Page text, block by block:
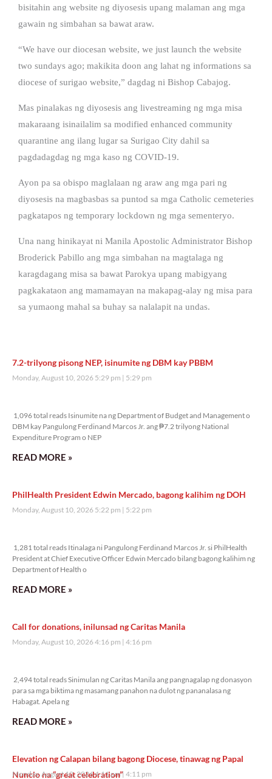
bisitahin ang website ng diyosesis upang malaman ang mga
gawain ng simbahan sa bawat araw.
“We have our diocesan website, we just launch the website
two sundays ago; makikita doon ang lahat ng informations sa
diocese of surigao website,” dagdag ni Bishop Cabajog.
Mas pinalakas ng diyosesis ang livestreaming ng mga misa
makaraang isinailalim sa modified enhanced community
quarantine ang ilang lugar sa Surigao City dahil sa
pagdadagdag ng mga kaso ng COVID-19.
Ayon pa sa obispo maglalaan ng araw ang mga pari ng
diyosesis na magbasbas sa puntod sa mga Catholic cemeteries
pagkatapos ng temporary lockdown ng mga sementeryo.
Una nang hinikayat ni Manila Apostolic Administrator Bishop
Broderick Pabillo ang mga simbahan na magtalaga ng
karagdagang misa sa bawat Parokya upang mabigyang
pagkakataon ang mamamayan na makapag-alay ng misa para
sa yumaong mahal sa buhay sa nalalapit na undas.
7.2-trilyong pisong NEP, isinumite ng DBM kay PBBM
Monday, August 10, 2026 5:29 pm 5:29 pm
1,096 total reads Isinumite na ng Department of Budget and Management o
DBM kay Pangulong Ferdinand Marcos Jr. ang ₱7.2 trilyong National
Expenditure Program o NEP
READ MORE »
PhilHealth President Edwin Mercado, bagong kalihim ng DOH
Monday, August 10, 2026 5:22 pm 5:22 pm
1,281 total reads Itinalaga ni Pangulong Ferdinand Marcos Jr. si PhilHealth
President at Chief Executive Officer Edwin Mercado bilang bagong kalihim ng
Department of Health o
READ MORE »
Call for donations, inilunsad ng Caritas Manila
Monday, August 10, 2026 4:16 pm 4:16 pm
2,494 total reads Sinimulan ng Caritas Manila ang pangnagalap ng donasyon
para sa mga biktima ng masamang panahon na dulot ng pananalasa ng
Habagat. Apela ng
READ MORE »
Elevation ng Calapan bilang bagong Diocese, tinawag ng Papal
Nuncio na “great celebration”
Monday, August 10, 2026 4:11 pm 4:11 pm